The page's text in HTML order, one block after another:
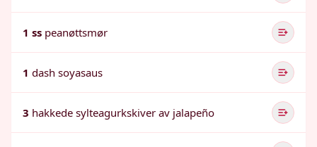
1 ss peanøttsmør
1 dash soyasaus
3 hakkede sylteagurkskiver av jalapeño